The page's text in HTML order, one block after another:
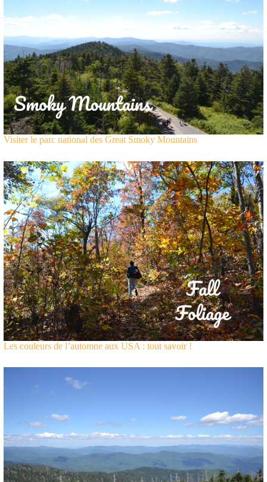
Visiter le parc national des Great Smoky Mountains
Les couleurs de l’automne aux USA : tout savoir !